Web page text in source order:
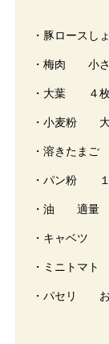
・豚ロース
・梅肉 小さ
・大葉 ４枚
・小麦粉 大
・溶きたま
・パン粉 １
・油 適量
・キャベツ
・ミニトマ
・パセリ お